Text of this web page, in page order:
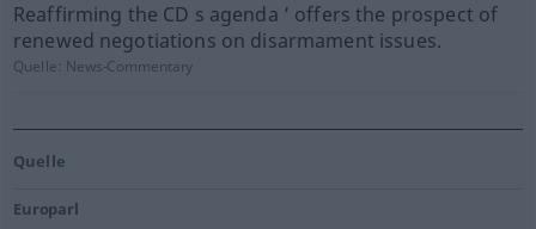
Reaffirming the CD s agenda ’ offers the prospect of
renewed negotiations on disarmament issues.
Quelle: News-Commentary
Quelle
Europarl